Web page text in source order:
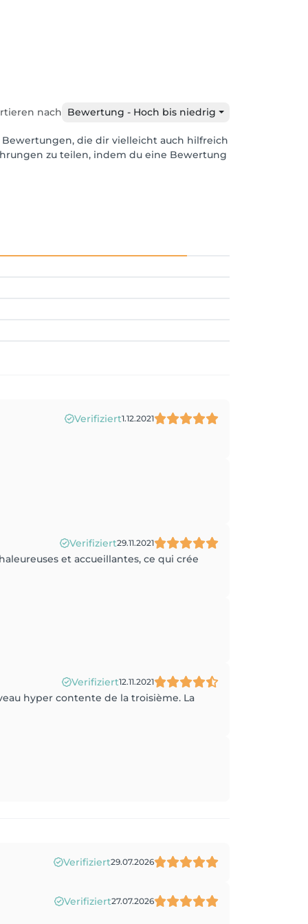
nach Bewertung - Hoch bis niedrig
die dir vielleicht auch hilfreich
zu teilen, indem du eine Bewertung
Verifiziert1.12.2021
Verifiziert29.11.2021
et accueillantes, ce qui crée
Verifiziert12.11.2021
hyper contente de la troisième. La
Verifiziert29.07.2026
Verifiziert27.07.2026